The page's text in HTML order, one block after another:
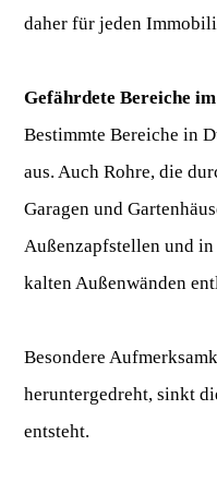
daher für jeden
Gefährdete Bereiche
Bestimmte Bereiche in
aus. Auch Rohre, die
Garagen und
Außenzapfstellen und
kalten Außenwänden
Besondere
heruntergedreht, sinkt
entsteht.